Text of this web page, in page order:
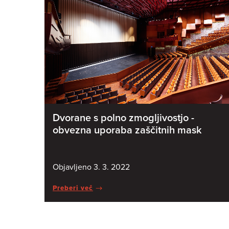
Dvorane s polno zmogljivostjo -
obvezna uporaba zaščitnih mask
Objavljeno 3. 3. 2022
Preberi več